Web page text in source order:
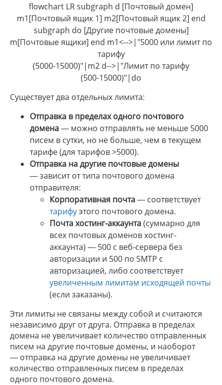
flowchart LR subgraph d [Почтовый домен]
m1[Почтовый ящик 1] m2[Почтовый ящик 2] end
subgraph do [Другие почтовые домены]
m[Почтовые ящики] end m1<-->|"5000 или лимит по
тарифу
(5000-15000)"|m2 d-->|"Лимит по тарифу
(500-15000)"|do
Существует два отдельных лимита:
Отправка в пределах одного почтового
домена— можно отправлять не меньше 5000
писем в сутки, но не больше, чем в текущем
тарифе (для тарифов >5000).
Отправка на другие почтовые домены
— зависит от типа почтового домена
отправителя:
Корпоративная почта— соответствует
тарифуэтого почтового домена.
Почта хостинг-аккаунта(суммарно для
всех почтовых доменов хостинг-
аккаунта) — 500 с веб-сервера без
авторизации и 500 по SMTP с
авторизацией, либо соответствует
увеличенным лимитам исходящей почты
(если заказаны).
Эти лимиты не связаны между собой и считаются
независимо друг от друга. Отправка в пределах
домена не увеличивает количество отправленных
писем на другие почтовые домены, и наоборот
— отправка на другие домены не увеличивает
количество отправленных писем в пределах
одного почтового домена.